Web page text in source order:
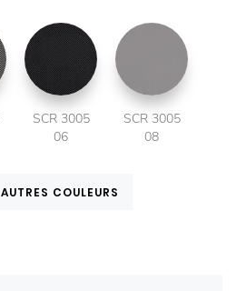
SCR 3005
06
SCR 3005
08
AUTRES COULEURS